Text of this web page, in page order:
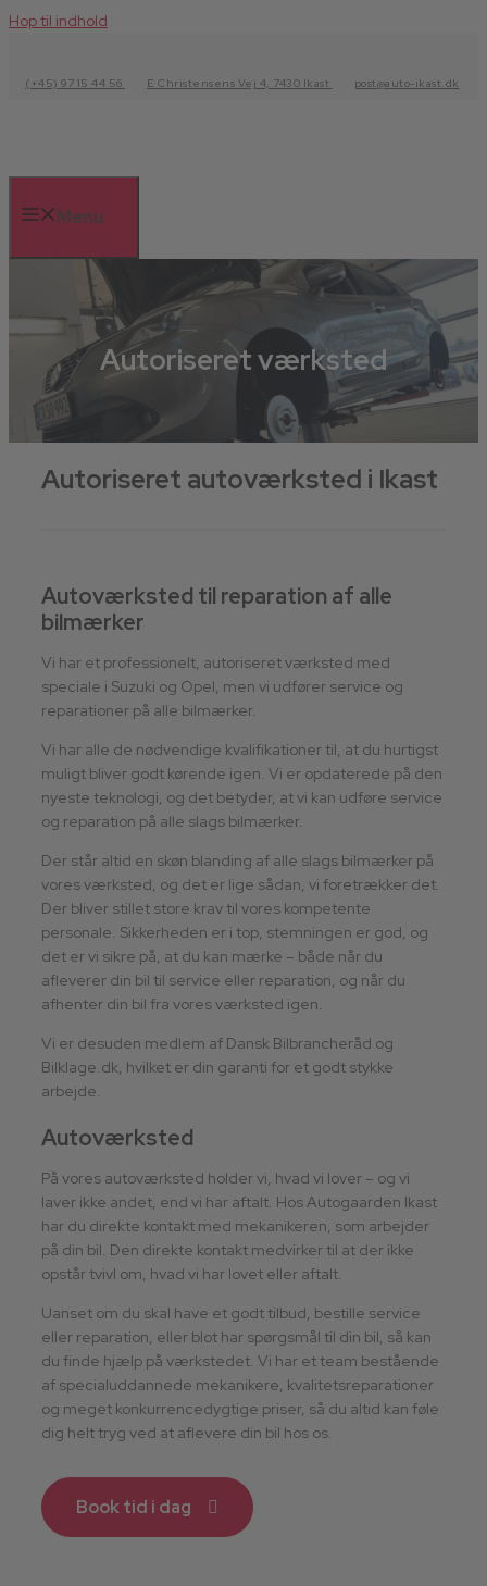
Hop til indhold
(+45) 97 15 44 56 E Christensens Vej 4, 7430 Ikast post@auto-ikast.dk
Menu
Autoriseret værksted
Autoriseret autoværksted i Ikast
Autoværksted til reparation af alle
bilmærker
Vi har et professionelt, autoriseret værksted med
speciale i Suzuki og Opel, men vi udfører service og
reparationer på alle bilmærker.
Vi har alle de nødvendige kvalifikationer til, at du hurtigst
muligt bliver godt kørende igen. Vi er opdaterede på den
nyeste teknologi, og det betyder, at vi kan udføre service
og reparation på alle slags bilmærker.
Der står altid en skøn blanding af alle slags bilmærker på
vores værksted, og det er lige sådan, vi foretrækker det.
Der bliver stillet store krav til vores kompetente
personale. Sikkerheden er i top, stemningen er god, og
det er vi sikre på, at du kan mærke – både når du
afleverer din bil til service eller reparation, og når du
afhenter din bil fra vores værksted igen.
Vi er desuden medlem af Dansk Bilbrancheråd og
Bilklage.dk, hvilket er din garanti for et godt stykke
arbejde.​
Autoværksted
På vores autoværksted holder vi, hvad vi lover – og vi
laver ikke andet, end vi har aftalt. Hos Autogaarden Ikast
har du direkte kontakt med mekanikeren, som arbejder
på din bil. Den direkte kontakt medvirker til at der ikke
opstår tvivl om, hvad vi har lovet eller aftalt.
Uanset om du skal have et godt tilbud, bestille service
eller reparation, eller blot har spørgsmål til din bil, så kan
du finde hjælp på værkstedet. Vi har et team bestående
af specialuddannede mekanikere, kvalitetsreparationer
og meget konkurrencedygtige priser, så du altid kan føle
dig helt tryg ved at aflevere din bil hos os.
Book tid i dag